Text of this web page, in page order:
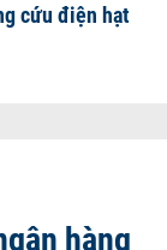
cứu điện hạt
hàng